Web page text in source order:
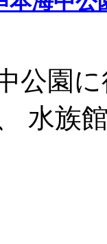
公園
水族